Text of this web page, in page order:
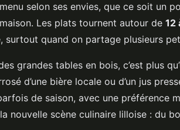
selon ses envies, que ce soit un
Les plats tournent autour de 12
surtout quand on partage plusieurs
grandes tables en bois, c’est plus
d’une bière locale ou d’un jus
de saison, avec une préférence
nouvelle scène culinaire lilloise : du